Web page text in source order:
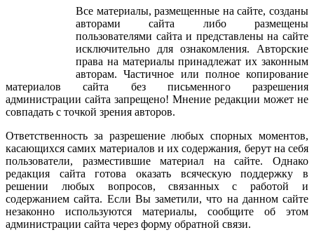
Все материалы, размещенные на сайте, созданы
авторами сайта либо размещены
пользователями сайта и представлены на сайте
исключительно для ознакомления. Авторские
права на материалы принадлежат их законным
авторам. Частичное или полное копирование
материалов сайта без письменного разрешения
администрации сайта запрещено! Мнение редакции может не
совпадать с точкой зрения авторов.
Ответственность за разрешение любых спорных моментов,
касающихся самих материалов и их содержания, берут на себя
пользователи, разместившие материал на сайте. Однако
редакция сайта готова оказать всяческую поддержку в
решении любых вопросов, связанных с работой и
содержанием сайта. Если Вы заметили, что на данном сайте
незаконно используются материалы, сообщите об этом
администрации сайта через форму обратной связи.